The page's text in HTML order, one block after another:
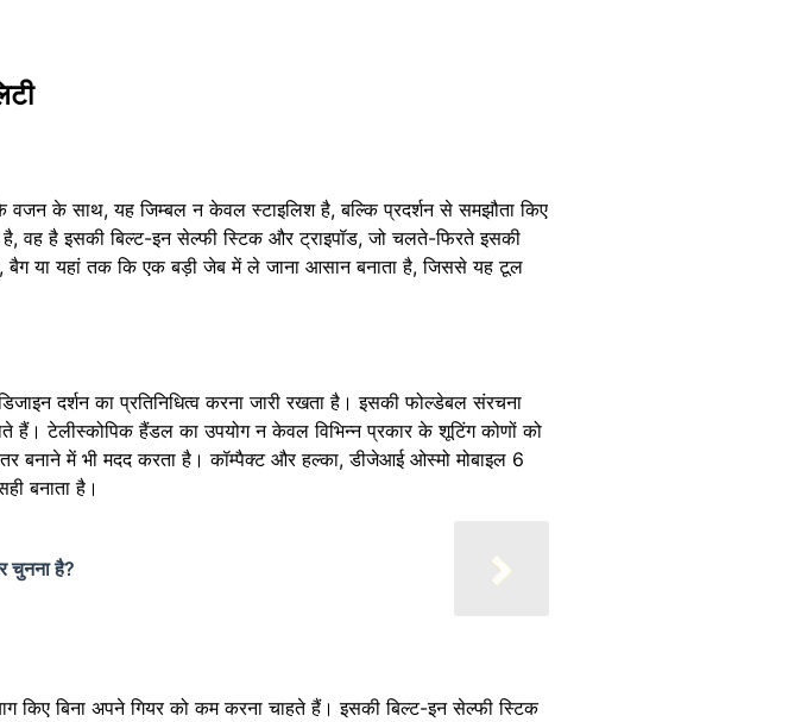
के साथ, यह जिम्बल न केवल स्टाइलिश है, बल्कि प्रदर्शन से समझौता किए
है, वह है इसकी बिल्ट-इन सेल्फी स्टिक और ट्राइपॉड, जो चलते-फिरते इसकी
बैग या यहां तक कि एक बड़ी जेब में ले जाना आसान बनाता है, जिससे यह टूल
दर्शन का प्रतिनिधित्व करना जारी रखता है। इसकी फोल्डेबल संरचना
हैं। टेलीस्कोपिक हैंडल का उपयोग न केवल विभिन्न प्रकार के शूटिंग कोणों को
बनाने में भी मदद करता है। कॉम्पैक्ट और हल्का, डीजेआई ओस्मो मोबाइल 6
बनाता है।
चुनना है?
किए बिना अपने गियर को कम करना चाहते हैं। इसकी बिल्ट-इन सेल्फी स्टिक